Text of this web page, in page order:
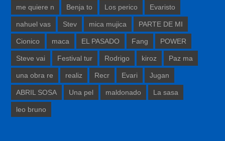
me quiere n Benja to Los perico Evaristo
nahuel vas Stev mica mujica PARTE DE MI
Cionico maca EL PASADO Fang POWER
Steve vai Festival tur Rodrigo kiroz Paz ma
una obra re realiz Recr Evari Jugan
ABRIL SOSA Una pel maldonado La sasa
leo bruno